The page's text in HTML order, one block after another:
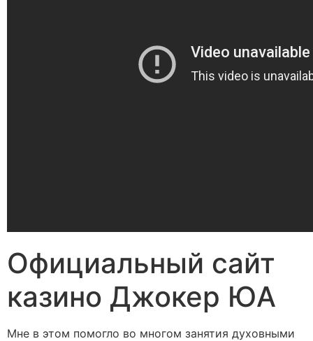
Официальный сайт
казино Джокер ЮА
Мне в этом помогло во многом занятия духовными